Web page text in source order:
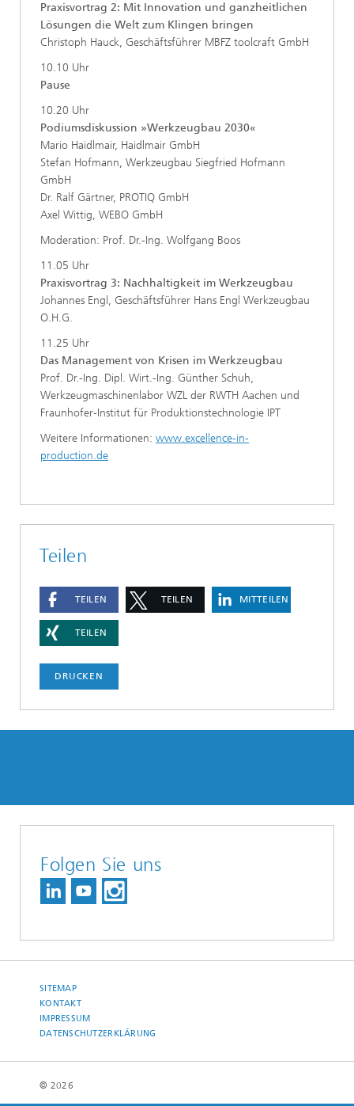
Praxisvortrag 2: Mit Innovation und ganzheitlichen
Lösungen die Welt zum Klingen bringen
Christoph Hauck, Geschäftsführer MBFZ toolcraft GmbH
10.10 Uhr
Pause
10.20 Uhr
Podiumsdiskussion »Werkzeugbau 2030«
Mario Haidlmair, Haidlmair GmbH
Stefan Hofmann, Werkzeugbau Siegfried Hofmann
GmbH
Dr. Ralf Gärtner, PROTIQ GmbH
Axel Wittig, WEBO GmbH
Moderation: Prof. Dr.-Ing. Wolfgang Boos
11.05 Uhr
Praxisvortrag 3: Nachhaltigkeit im Werkzeugbau
Johannes Engl, Geschäftsführer Hans Engl Werkzeugbau
O.H.G.
11.25 Uhr
Das Management von Krisen im Werkzeugbau
Prof. Dr.-Ing. Dipl. Wirt.-Ing. Günther Schuh,
Werkzeugmaschinenlabor WZL der RWTH Aachen und
Fraunhofer-Institut für Produktionstechnologie IPT
Weitere Informationen: www.excellence-in-
production.de
Teilen
TEILEN TEILEN MITTEILEN
TEILEN
DRUCKEN
Folgen Sie uns
SITEMAP
KONTAKT
IMPRESSUM
DATENSCHUTZERKLÄRUNG
© 2026